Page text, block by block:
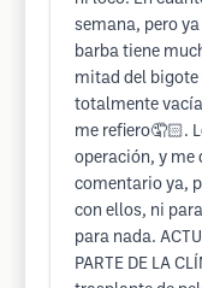
semana, pero
barba tiene
mitad del bigote
totalmente
me refiero🤦🏻.
operación, y me
comentario ya,
con ellos, ni
para nada.
PARTE DE LA